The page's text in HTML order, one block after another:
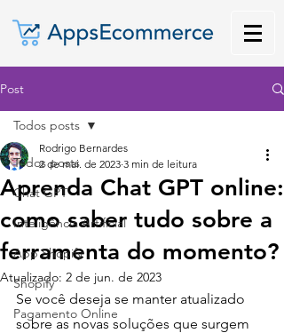
Post
Todos posts
Chat GPT
Inteligência Artificial
App Shopify
Shopify
Pagamento Online
Todos posts
Aprenda Chat GPT online:
como saber tudo sobre a
ferramenta do momento?
Rodrigo Bernardes
2 de mai. de 2023 3 min de leitura
Atualizado: 2 de jun. de 2023
Se você deseja se manter atualizado
sobre as novas soluções que surgem